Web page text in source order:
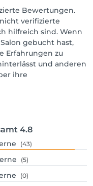
Bewertungen.
verifizierte
hilfreich sind. Wenn
gebucht hast,
Erfahrungen zu
und anderen
ihre
4.8
(43)
(5)
(0)